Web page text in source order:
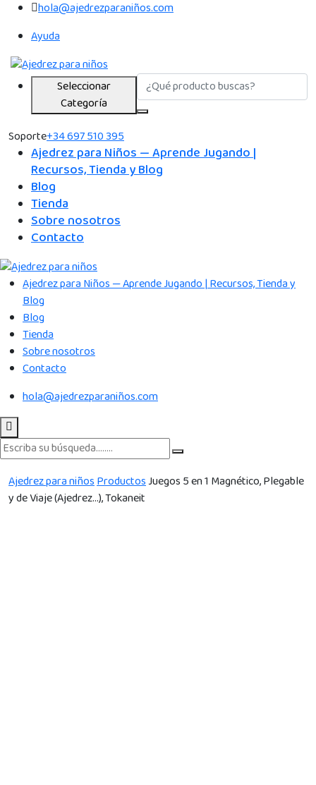
hola@ajedrezparaniños.com
Ayuda
Seleccionar
Categoría
Soporte+34 697 510 395
Ajedrez para Niños — Aprende Jugando |
Recursos, Tienda y Blog
Blog
Tienda
Sobre nosotros
Contacto
Ajedrez para Niños — Aprende Jugando | Recursos, Tienda y
Blog
Blog
Tienda
Sobre nosotros
Contacto
hola@ajedrezparaniños.com
Ajedrez para niñosProductosJuegos 5 en 1 Magnético, Plegable
y de Viaje (Ajedrez…), Tokaneit